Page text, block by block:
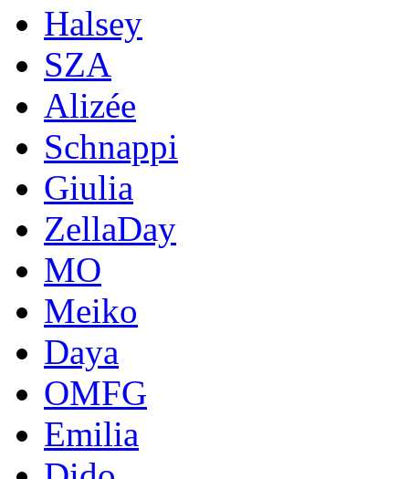
Halsey
SZA
Alizée
Schnappi
Giulia
ZellaDay
MO
Meiko
Daya
OMFG
Emilia